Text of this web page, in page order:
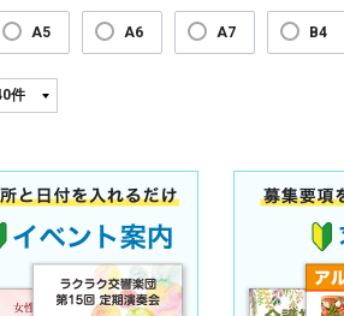
A5 A6 A7 B4